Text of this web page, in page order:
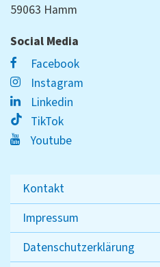
59063 Hamm
Social Media
Facebook
Instagram
Linkedin
TikTok
Youtube
Kontakt
Impressum
Datenschutzerklärung